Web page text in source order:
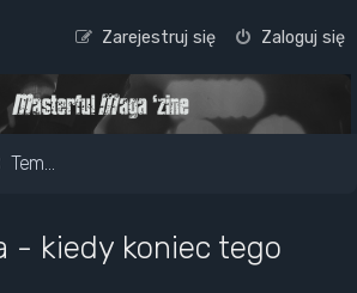
Zaloguj się
Zarejestruj się
Tematy polityczne, kontrowersje ideologiczne i światopoglądowe
- kiedy koniec tego